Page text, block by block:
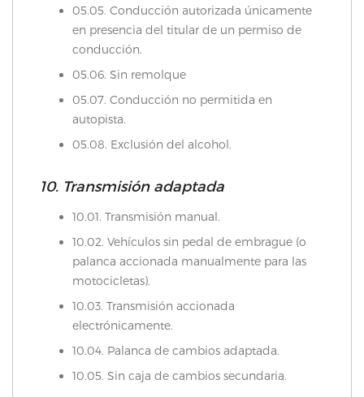
05.05. Conducción autorizada únicamente
en presencia del titular de un permiso de
conducción.
05.06. Sin remolque
05.07. Conducción no permitida en
autopista.
05.08. Exclusión del alcohol.
10. Transmisión adaptada
10.01. Transmisión manual.
10.02. Vehículos sin pedal de embrague (o
palanca accionada manualmente para las
motocicletas).
10.03. Transmisión accionada
electrónicamente.
10.04. Palanca de cambios adaptada.
10.05. Sin caja de cambios secundaria.